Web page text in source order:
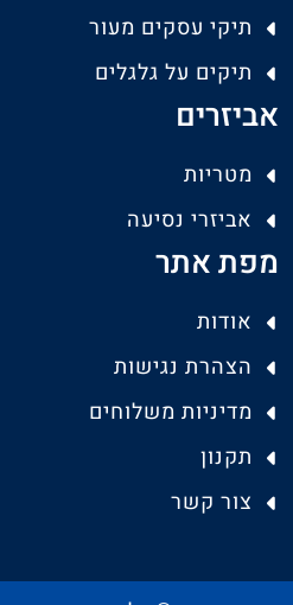
תיקי עסקים מעור
תיקים על גלגלים
אביזרים
מטריות
אביזרי נסיעה
מפת אתר
אודות
הצהרת נגישות
מדיניות משלוחים
תקנון
צור קשר